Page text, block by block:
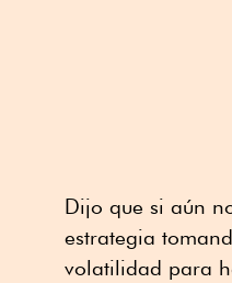
Dijo que si aún
estrategia
volatilidad para